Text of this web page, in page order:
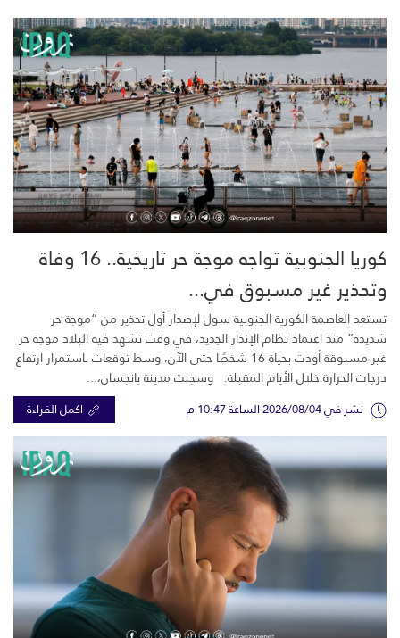
كوريا الجنوبية تواجه موجة حر تاريخية.. 16 وفاة
وتحذير غير مسبوق في...
تستعد العاصمة الكورية الجنوبية سول لإصدار أول تحذير من “موجة حر
شديدة” منذ اعتماد نظام الإنذار الجديد، في وقت تشهد فيه البلاد موجة حر
غير مسبوقة أودت بحياة 16 شخصًا حتى الآن، وسط توقعات باستمرار ارتفاع
درجات الحرارة خلال الأيام المقبلة. وسجلت مدينة يانجسان،...
نشر في 2026/08/04 الساعة 10:47 م اكمل القراءة